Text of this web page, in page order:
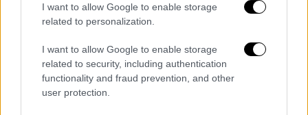
I want to allow Google to enable storage
related to personalization.
I want to allow Google to enable storage
related to security, including authentication
functionality and fraud prevention, and other
user protection.
προστασία της ελληνορθόδοξης ταυτότητας
και της πολιτιστικής κληρονομιάς της
μονής.
Η Αίγυπτος εγκαινίασε το 2021 το «Μεγάλο
Σχέδιο Μεταμόρφωσης» για τον τουρισμό.